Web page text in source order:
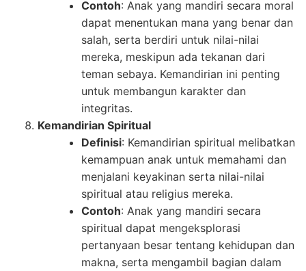
Contoh: Anak yang mandiri secara moral
dapat menentukan mana yang benar dan
salah, serta berdiri untuk nilai-nilai
mereka, meskipun ada tekanan dari
teman sebaya. Kemandirian ini penting
untuk membangun karakter dan
integritas.
Kemandirian Spiritual
Definisi: Kemandirian spiritual melibatkan
kemampuan anak untuk memahami dan
menjalani keyakinan serta nilai-nilai
spiritual atau religius mereka.
Contoh: Anak yang mandiri secara
spiritual dapat mengeksplorasi
pertanyaan besar tentang kehidupan dan
makna, serta mengambil bagian dalam